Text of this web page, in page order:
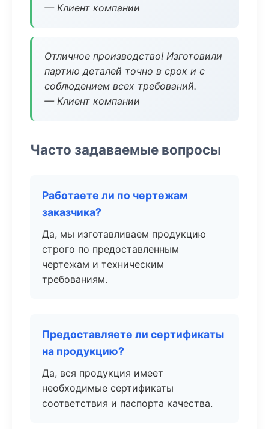
— Клиент компании
Отличное производство! Изготовили
партию деталей точно в срок и с
соблюдением всех требований.
— Клиент компании
Часто задаваемые вопросы
Работаете ли по чертежам
заказчика?
Да, мы изготавливаем продукцию
строго по предоставленным
чертежам и техническим
требованиям.
Предоставляете ли сертификаты
на продукцию?
Да, вся продукция имеет
необходимые сертификаты
соответствия и паспорта качества.